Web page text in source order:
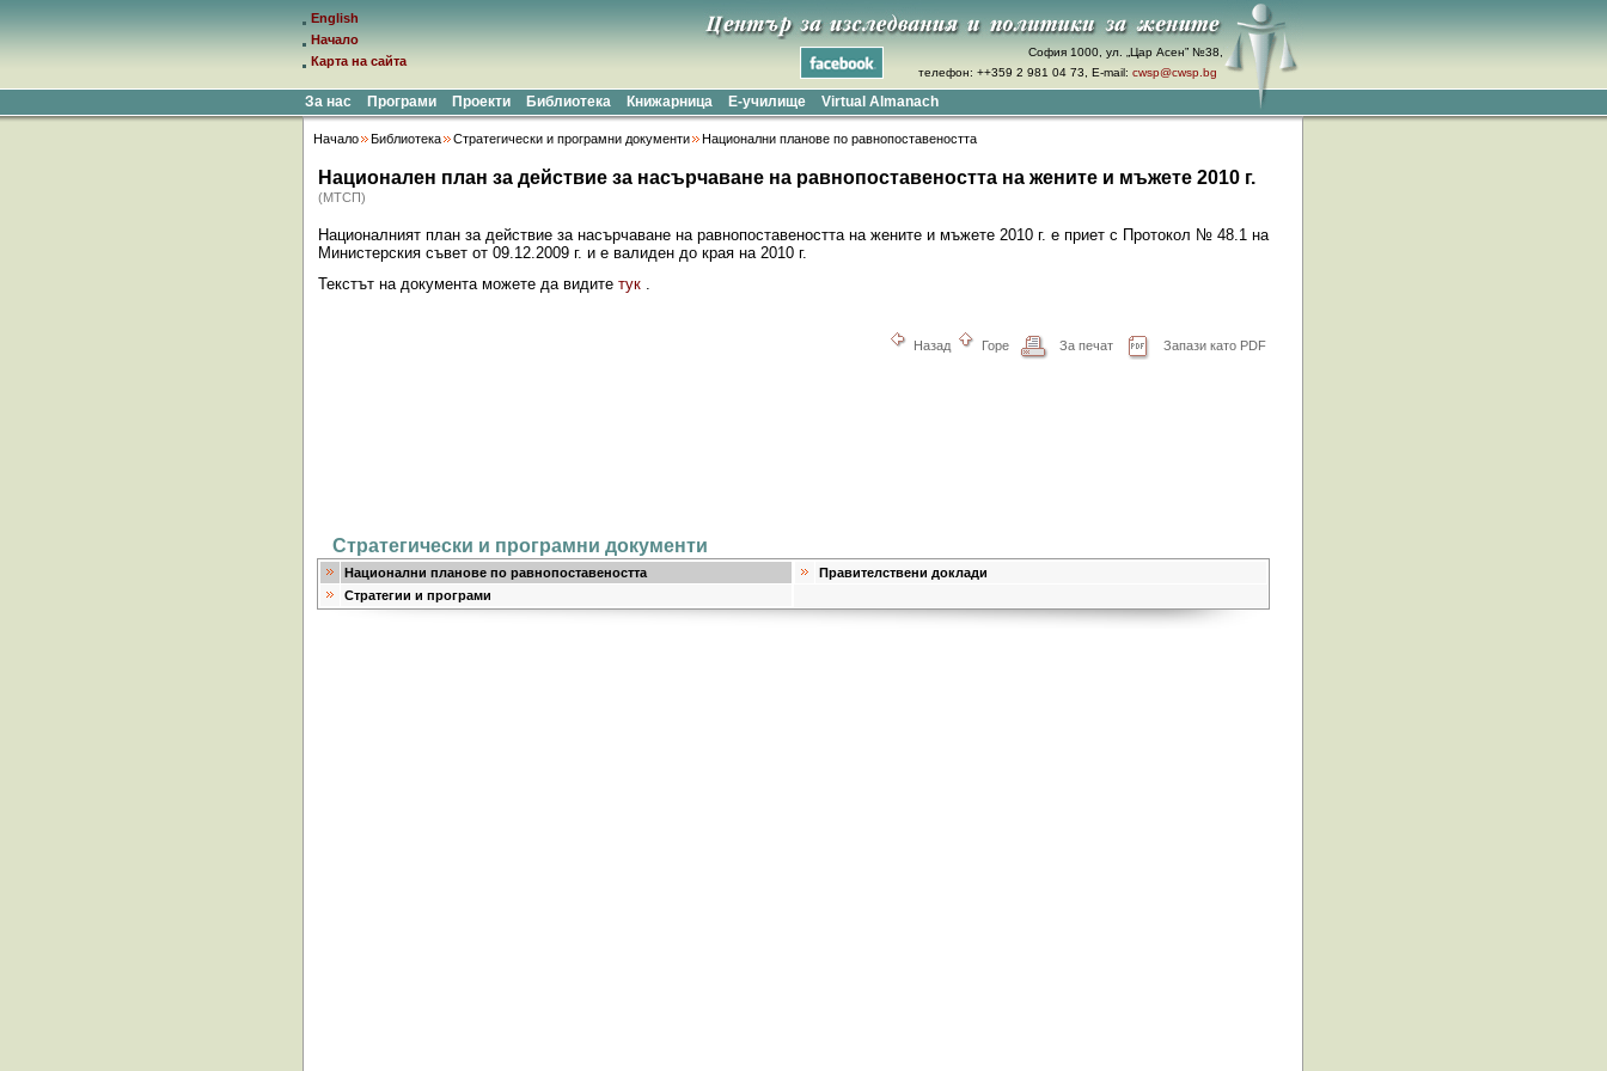
English
Начало
Карта на сайта
София 1000, ул. „Цар Асен” №38,
телефон: ++359 2 981 04 73, E-mail: cwsp@cwsp.bg
За нас Програми Проекти Библиотека Книжарница Е-училище Virtual Almanach
Начало Библиотека Стратегически и програмни документи Национални планове по равнопоставеността
Национален план за действие за насърчаване на равнопоставеността на жените и мъжете 2010 г.
(МТСП)
Националният план за действие за насърчаване на равнопоставеността на жените и мъжете 2010 г. е приет с Протокол № 48.1 на
Министерския съвет от 09.12.2009 г. и е валиден до края на 2010 г.
Текстът на документа можете да видите тук .
Назад Горе За печат Запази като PDF
Стратегически и програмни документи
Национални планове по равнопоставеността
Стратегии и програми
Правителствени доклади